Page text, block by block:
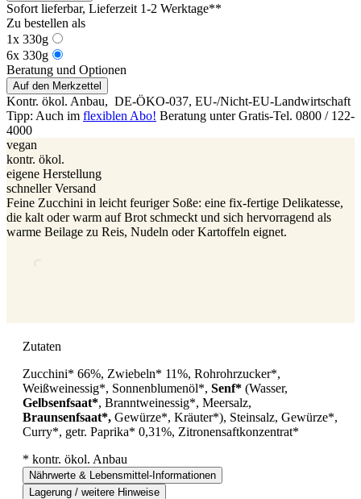
Sofort lieferbar, Lieferzeit 1-2 Werktage**
Zu bestellen als
1x 330g
6x 330g
Beratung und Optionen
Auf den Merkzettel
Kontr. ökol. Anbau, DE-ÖKO-037, EU-/Nicht-EU-Landwirtschaft
Tipp: Auch im flexiblen Abo! Beratung unter Gratis-Tel. 0800 / 122-
4000
vegan
kontr. ökol.
eigene Herstellung
schneller Versand
Feine Zucchini in leicht feuriger Soße: eine fix-fertige Delikatesse,
die kalt oder warm auf Brot schmeckt und sich hervorragend als
warme Beilage zu Reis, Nudeln oder Kartoffeln eignet.
Zutaten
Zucchini* 66%, Zwiebeln* 11%, Rohrohrzucker*,
Weißweinessig*, Sonnenblumenöl*, Senf* (Wasser,
Gelbsenfsaat*, Branntweinessig*, Meersalz,
Braunsenfsaat*, Gewürze*, Kräuter*), Steinsalz, Gewürze*,
Curry*, getr. Paprika* 0,31%, Zitronensaftkonzentrat*
* kontr. ökol. Anbau
Nährwerte & Lebensmittel-Informationen
Lagerung / weitere Hinweise